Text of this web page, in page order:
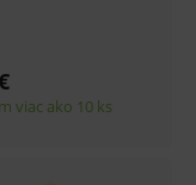
viac ako 10 ks